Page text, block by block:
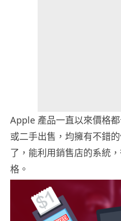
Apple 產品一直以來價格
或二手出售，均擁有不錯
了，能利用銷售店的系統
格。